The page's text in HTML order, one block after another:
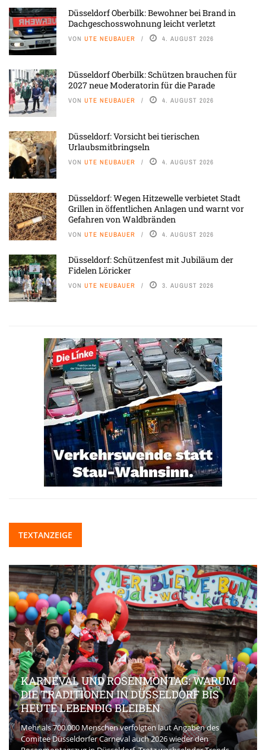
Düsseldorf Oberbilk: Bewohner bei Brand in
Dachgeschosswohnung leicht verletzt
VON UTE NEUBAUER 4. AUGUST 2026
Düsseldorf Oberbilk: Schützen brauchen für
2027 neue Moderatorin für die Parade
VON UTE NEUBAUER 4. AUGUST 2026
Düsseldorf: Vorsicht bei tierischen
Urlaubsmitbringseln
VON UTE NEUBAUER 4. AUGUST 2026
Düsseldorf: Wegen Hitzewelle verbietet Stadt
Grillen in öffentlichen Anlagen und warnt vor
Gefahren von Waldbränden
VON UTE NEUBAUER 4. AUGUST 2026
Düsseldorf: Schützenfest mit Jubiläum der
Fidelen Löricker
VON UTE NEUBAUER 3. AUGUST 2026
TEXTANZEIGE
KARNEVAL UND ROSENMONTAG: WARUM
DIE TRADITIONEN IN DÜSSELDORF BIS
HEUTE LEBENDIG BLEIBEN
Mehr als 700.000 Menschen verfolgten laut Angaben des
Comitee Düsseldorfer Carneval auch 2026 wieder den